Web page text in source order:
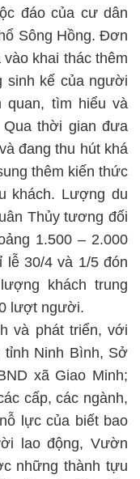
đáo của cư dân
Sông Hồng. Đơn
khai thác thêm
sinh kế của người
quan, tìm hiểu và
thời gian đưa
đang thu hút khá
thêm kiến thức
khách. Lượng du
Thủy tương đối
1.500 – 2.000
lễ 30/4 và 1/5 đón
khách trung
lượt người.
và phát triển, với
tỉnh Ninh Bình, Sở
xã Giao Minh;
cấp, các ngành,
lực của biết bao
lao động, Vườn
những thành tựu